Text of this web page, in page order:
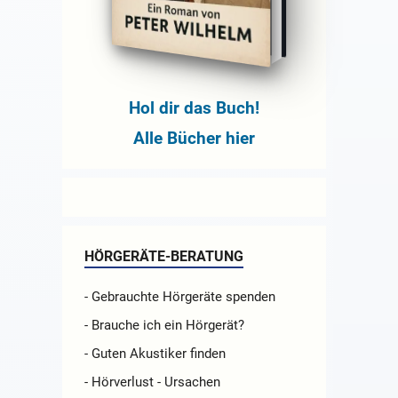
Hol dir das Buch!
Alle Bücher hier
HÖRGERÄTE-BERATUNG
- Gebrauchte Hörgeräte spenden
- Brauche ich ein Hörgerät?
- Guten Akustiker finden
- Hörverlust - Ursachen